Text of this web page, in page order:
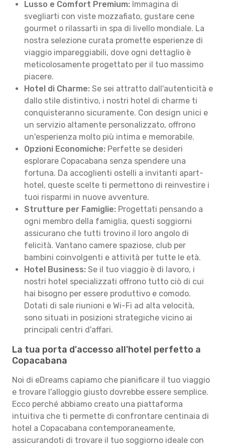
Lusso e Comfort Premium: Immagina di
svegliarti con viste mozzafiato, gustare cene
gourmet o rilassarti in spa di livello mondiale. La
nostra selezione curata promette esperienze di
viaggio impareggiabili, dove ogni dettaglio è
meticolosamente progettato per il tuo massimo
piacere.
Hotel di Charme: Se sei attratto dall'autenticità e
dallo stile distintivo, i nostri hotel di charme ti
conquisteranno sicuramente. Con design unici e
un servizio altamente personalizzato, offrono
un'esperienza molto più intima e memorabile.
Opzioni Economiche: Perfette se desideri
esplorare Copacabana senza spendere una
fortuna. Da accoglienti ostelli a invitanti apart-
hotel, queste scelte ti permettono di reinvestire i
tuoi risparmi in nuove avventure.
Strutture per Famiglie: Progettati pensando a
ogni membro della famiglia, questi soggiorni
assicurano che tutti trovino il loro angolo di
felicità. Vantano camere spaziose, club per
bambini coinvolgenti e attività per tutte le età.
Hotel Business: Se il tuo viaggio è di lavoro, i
nostri hotel specializzati offrono tutto ciò di cui
hai bisogno per essere produttivo e comodo.
Dotati di sale riunioni e Wi-Fi ad alta velocità,
sono situati in posizioni strategiche vicino ai
principali centri d'affari.
La tua porta d'accesso all'hotel perfetto a
Copacabana
Noi di eDreams capiamo che pianificare il tuo viaggio
e trovare l'alloggio giusto dovrebbe essere semplice.
Ecco perché abbiamo creato una piattaforma
intuitiva che ti permette di confrontare centinaia di
hotel a Copacabana contemporaneamente,
assicurandoti di trovare il tuo soggiorno ideale con